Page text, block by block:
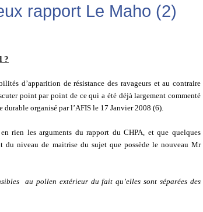
rapport Le Maho (2)
?
d’apparition de résistance des ravageurs et au contraire
point par point de ce qui a été déjà largement commenté
organisé par l’AFIS le 17 Janvier 2008 (6).
rien les arguments du rapport du CHPA, et que quelques
du niveau de maitrise du sujet que possède le nouveau Mr
au pollen extérieur du fait qu’elles sont séparées des